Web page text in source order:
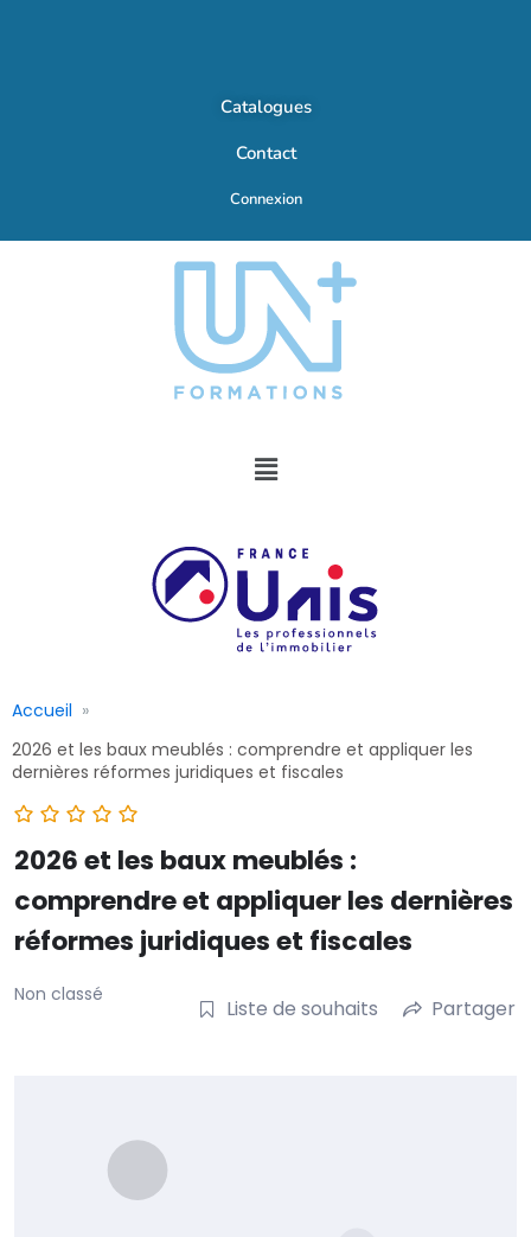
Catalogues
Contact
Connexion
Accueil
2026 et les baux meublés : comprendre et appliquer les
dernières réformes juridiques et fiscales
2026 et les baux meublés :
comprendre et appliquer les dernières
réformes juridiques et fiscales
Non classé
Liste de souhaits Partager